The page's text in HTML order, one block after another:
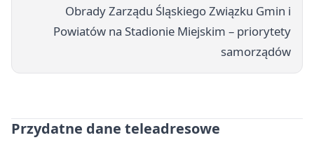
Obrady Zarządu Śląskiego Związku Gmin i
Powiatów na Stadionie Miejskim – priorytety
samorządów
Przydatne dane teleadresowe